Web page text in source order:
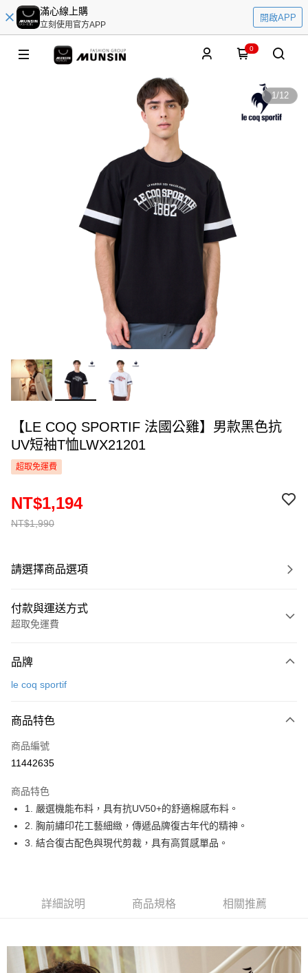
滿心線上購
立刻使用官方APP
開啟APP
0
1/12
【LE COQ SPORTIF 法國公雞】男款黑色抗
UV短袖T恤LWX21201
超取免運費
NT$1,990
NT$1,194
請選擇商品選項
付款與運送方式
超取免運費
信用卡一次付款
LINE Pay
Apple Pay
悠遊付
大哥付你分期
相關說明
成交易。
法說明評估內容。
【繳款方式說明】
【關於「AFTEE先享後付」】
AFTEE先享後付是「在收到商品之後才付款」的支付方式。 讓您購物簡單
２．便利：只要手機號碼，簡訊認證，即可結帳。
３．安心：先確認商品／服務後，再付款。
ATM付款
全家取貨付款
品牌
le coq sportif
商品特色
商品編號
11442635
商品特色
1. 嚴選機能布料，具有抗UV50+的舒適棉感布料。
2. 胸前繡印花工藝細緻，傳遞品牌復古年代的精神。
3. 結合復古配色與現代剪裁，具有高質感單品。
詳細說明 商品規格 相關推薦